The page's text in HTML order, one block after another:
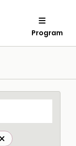
Program